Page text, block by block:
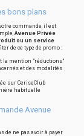
bons plans
commande, il est
Avenue Privée
ou un service
de ce type de promo :
la mention "réductions"
et des modalités
sur CeriseClub
habituelle
Avenue
de ne pas avoir à payer